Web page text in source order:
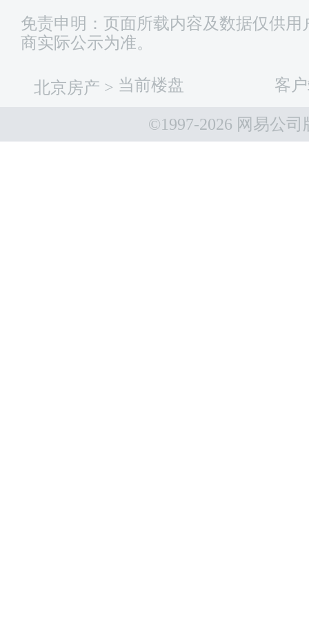
免责申明：页面所载内容及数据仅供
商实际公示为准。
北京房产 > 当前楼盘 客
©1997-2026 网易公